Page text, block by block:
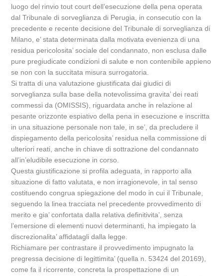
luogo del rinvio tout court dell’esecuzione della pena operata
dal Tribunale di sorveglianza di Perugia, in consecutio con la
precedente e recente decisione del Tribunale di sorveglianza di
Milano, e’ stata determinata dalla motivata evenienza di una
residua pericolosita’ sociale del condannato, non esclusa dalle
pure pregiudicate condizioni di salute e non contenibile appieno
se non con la succitata misura surrogatoria.
Si tratta di una valutazione giustificata dai giudici di
sorveglianza sulla base della notevolissima gravita’ dei reati
commessi da (OMISSIS), riguardata anche in relazione al
pesante orizzonte espiativo della pena in esecuzione e inscritta
in una situazione personale non tale, in se’, da precludere il
dispiegamento della pericolosita’ residua nella commissione di
ulteriori reati, anche in chiave di sottrazione del condannato
all’in’eludibile esecuzione in corso.
Questa giustificazione si profila adeguata, in rapporto alla
situazione di fatto valutata, e non irragionevole, in tal senso
costituendo congrua spiegazione del modo in cui il Tribunale,
seguendo la linea tracciata nel precedente provvedimento di
merito e gia’ confortata dalla relativa definitivita’, senza
l’emersione di elementi nuovi determinanti, ha impiegato la
discrezionalita’ affidatagli dalla legge.
Richiamare per contrastare il provvedimento impugnato la
pregressa decisione di legittimita’ (quella n. 53424 del 20169),
come fa il ricorrente, concreta la prospettazione di un